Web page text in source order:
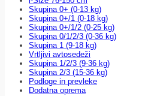
Skupina 0+ (0-13 kg)
Skupina 0+/1 (0-18 kg)
Skupina 0+/1/2 (0-25 kg)
Skupina 0/1/2/3 (0-36 kg)
Skupina 1 (9-18 kg)
Vrtljivi avtosedeži
Skupina 1/2/3 (9-36 kg)
Skupina 2/3 (15-36 kg)
Podloge in prevleke
Dodatna oprema